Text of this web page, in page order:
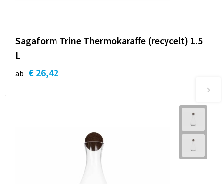
Sagaform Trine Thermokaraffe (recycelt) 1.5
L
ab € 26,42